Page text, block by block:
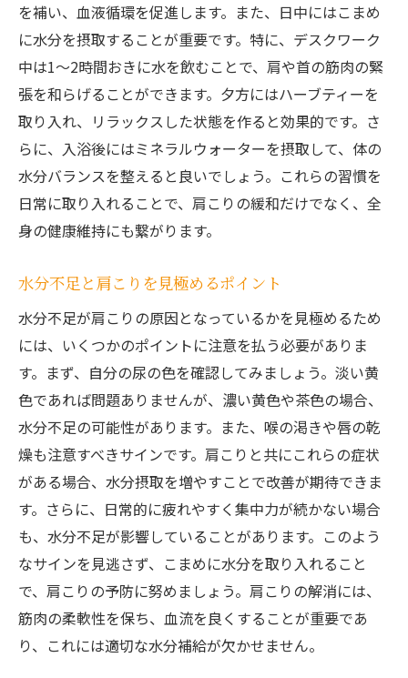
を補い、血液循環を促進します。また、日中にはこまめ
に水分を摂取することが重要です。特に、デスクワーク
中は1〜2時間おきに水を飲むことで、肩や首の筋肉の緊
張を和らげることができます。夕方にはハーブティーを
取り入れ、リラックスした状態を作ると効果的です。さ
らに、入浴後にはミネラルウォーターを摂取して、体の
水分バランスを整えると良いでしょう。これらの習慣を
日常に取り入れることで、肩こりの緩和だけでなく、全
身の健康維持にも繋がります。
水分不足と肩こりを見極めるポイント
水分不足が肩こりの原因となっているかを見極めるため
には、いくつかのポイントに注意を払う必要がありま
す。まず、自分の尿の色を確認してみましょう。淡い黄
色であれば問題ありませんが、濃い黄色や茶色の場合、
水分不足の可能性があります。また、喉の渇きや唇の乾
燥も注意すべきサインです。肩こりと共にこれらの症状
がある場合、水分摂取を増やすことで改善が期待できま
す。さらに、日常的に疲れやすく集中力が続かない場合
も、水分不足が影響していることがあります。このよう
なサインを見逃さず、こまめに水分を取り入れること
で、肩こりの予防に努めましょう。肩こりの解消には、
筋肉の柔軟性を保ち、血流を良くすることが重要であ
り、これには適切な水分補給が欠かせません。